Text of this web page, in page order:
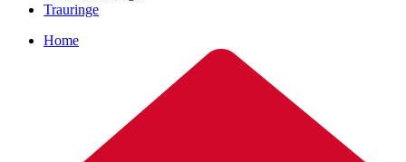
Trauringe
Home